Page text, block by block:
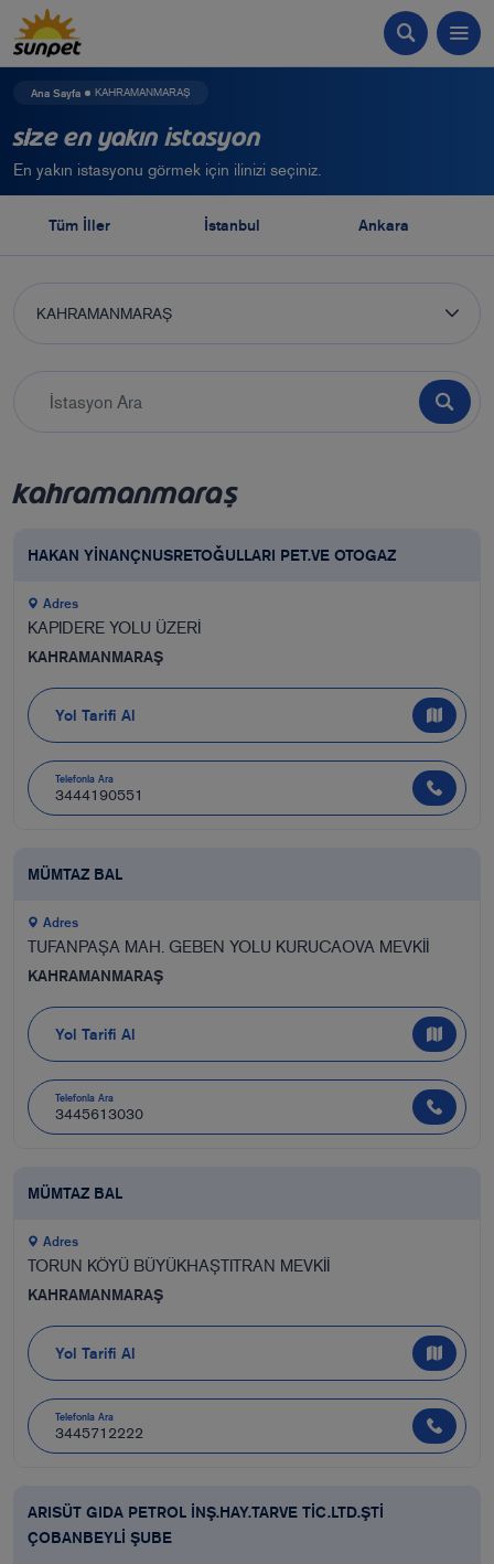
Ana Sayfa KAHRAMANMARAŞ
Size En Yakın İstasyon
En yakın istasyonu görmek için ilinizi seçiniz.
Tüm İller İstanbul Ankara
KAHRAMANMARAŞ
KAHRAMANMARAŞ
HAKAN YİNANÇNUSRETOĞULLARI PET.VE OTOGAZ
Adres
KAPIDERE YOLU ÜZERİ
KAHRAMANMARAŞ
Yol Tarifi Al
Telefonla Ara
3444190551
MÜMTAZ BAL
Adres
TUFANPAŞA MAH. GEBEN YOLU KURUCAOVA MEVKİİ
KAHRAMANMARAŞ
Yol Tarifi Al
Telefonla Ara
3445613030
MÜMTAZ BAL
Adres
TORUN KÖYÜ BÜYÜKHAŞTITRAN MEVKİİ
KAHRAMANMARAŞ
Yol Tarifi Al
Telefonla Ara
3445712222
ARISÜT GIDA PETROL İNŞ.HAY.TARVE TİC.LTD.ŞTİ
ÇOBANBEYLİ ŞUBE